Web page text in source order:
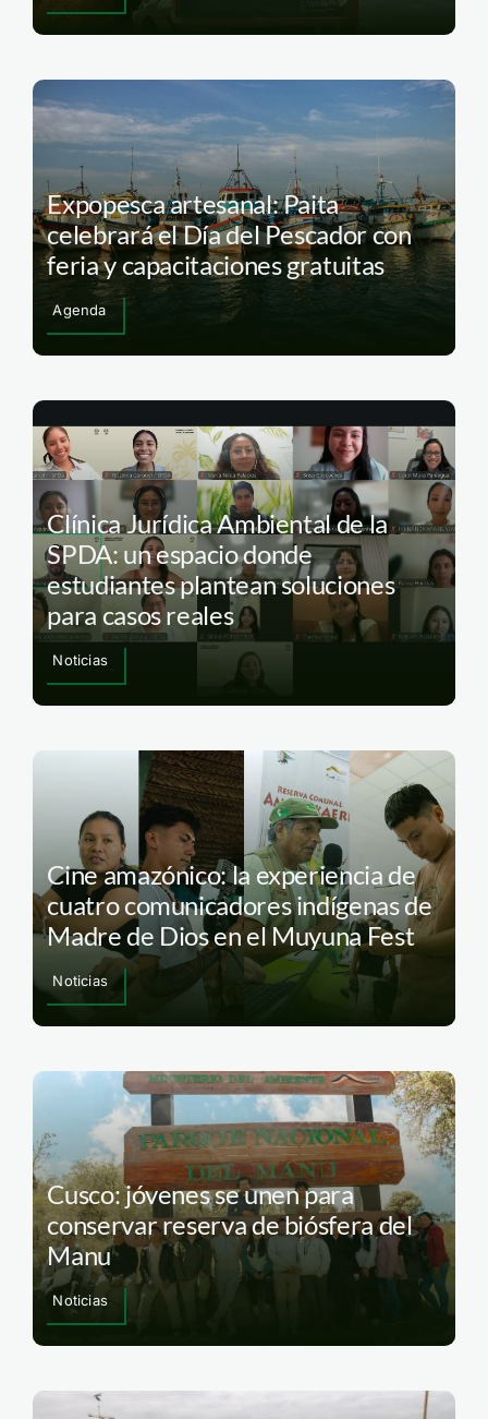
Expopesca artesanal: Paita
celebrará el Día del Pescador con
feria y capacitaciones gratuitas
Agenda
Clínica Jurídica Ambiental de la
SPDA: un espacio donde
estudiantes plantean soluciones
para casos reales
Noticias
Cine amazónico: la experiencia de
cuatro comunicadores indígenas de
Madre de Dios en el Muyuna Fest
Noticias
Cusco: jóvenes se unen para
conservar reserva de biósfera del
Manu
Noticias